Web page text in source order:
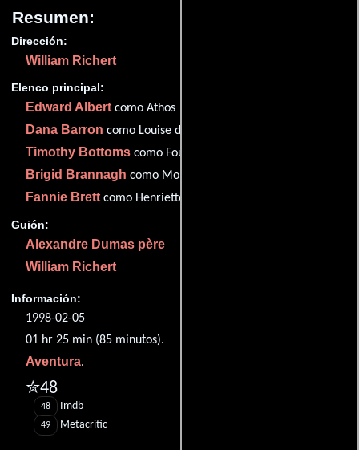
Resumen:
Dirección:
William Richert
Elenco principal:
Edward Albertcomo Athos
Dana Barron como Louise de la Vallière
Timothy Bottoms como Fouquet
Brigid Brannagh como Molly Pichon (as Brigid Brannah)
Fannie Brettcomo Henriette
Guión:
Alexandre Dumas père
William Richert
Información:
1998-02-05
01 hr 25 min (85 minutos).
Aventura.
✮48
48 Imdb
49 Metacritic